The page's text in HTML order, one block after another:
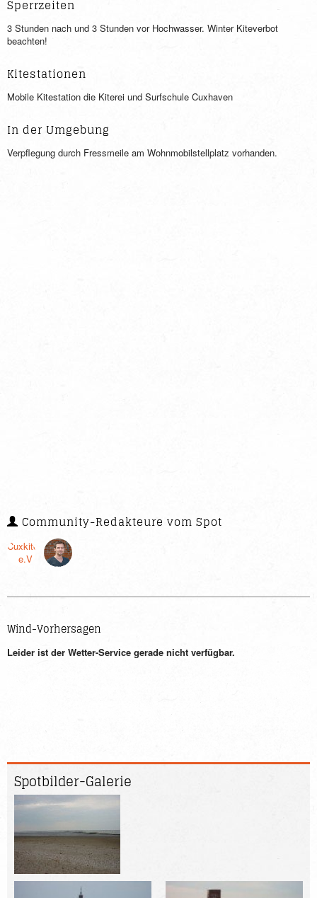
Sperrzeiten
3 Stunden nach und 3 Stunden vor Hochwasser. Winter Kiteverbot
beachten!
Kitestationen
Mobile Kitestation die Kiterei und Surfschule Cuxhaven
In der Umgebung
Verpflegung durch Fressmeile am Wohnmobilstellplatz vorhanden.
Community-Redakteure vom Spot
Cuxkiters
e.V.
Wind-Vorhersagen
Spotbilder-Galerie